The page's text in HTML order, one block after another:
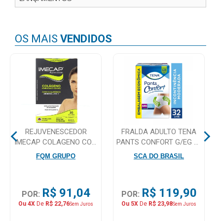
Bebê
Medicamentos
Cuidado
Adulto
Suplemento
OS MAIS VENDIDOS
REJUVENESCEDOR
IMECAP COLAGENO COM
30 SACHES
FQM GRUPO
POR: R$ 91,04
Ou 4X De R$ 22,76Sem Juros
FRALDA ADULTO TENA
PANTS CONFORT G/EG 32
UNIDADES
SCA DO BRASIL
POR: R$ 119,90
Ou 5X De R$ 23,98Sem Juros